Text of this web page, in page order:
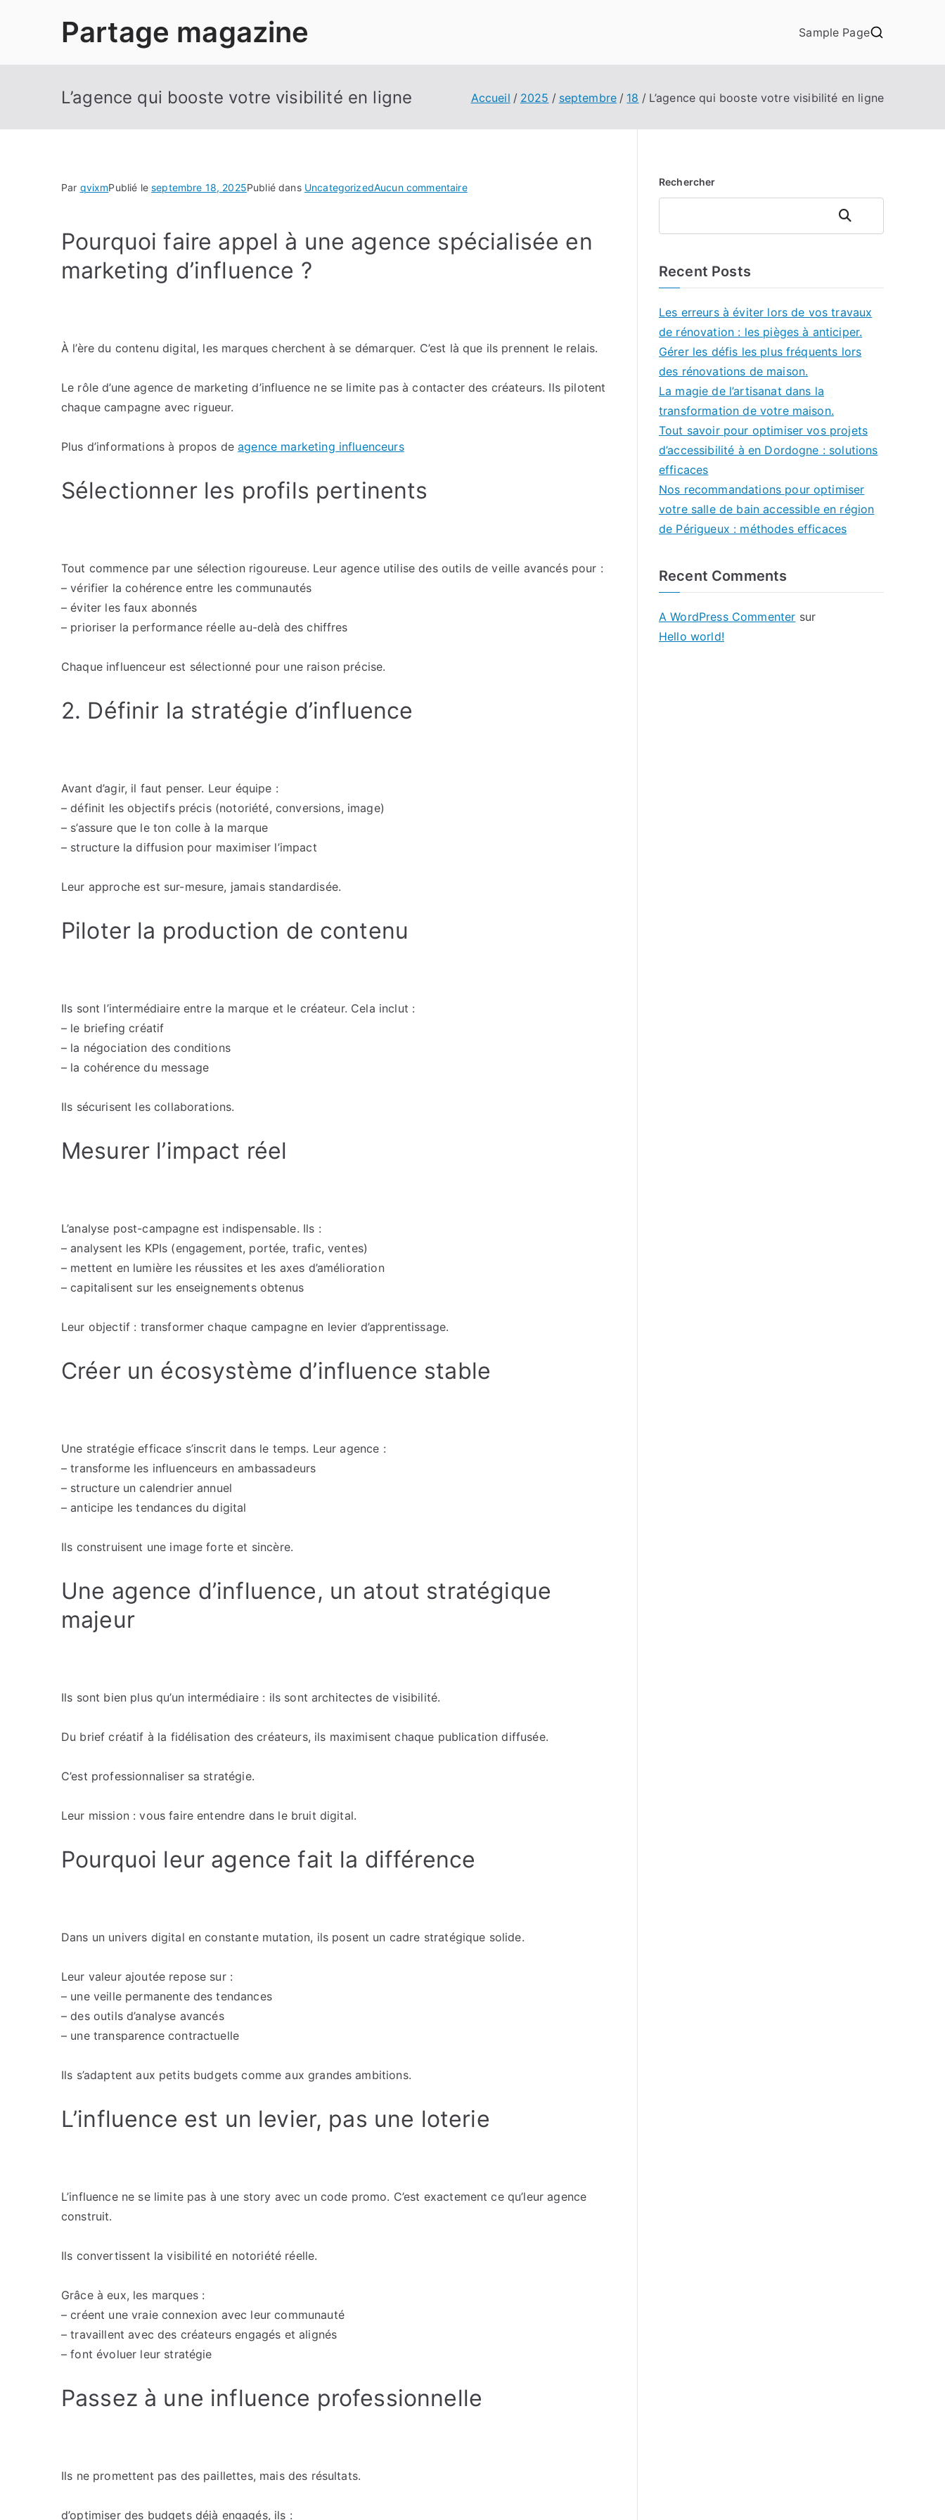
Partage magazine Sample Page
L’agence qui booste votre visibilité en ligne Accueil 2025 septembre 18 L’agence qui booste votre visibilité en ligne
Par qvixmPublié leseptembre 18, 2025Publié dans UncategorizedAucun commentairesur
booste
Pourquoi faire appel à une agence spécialisée en
marketing d’influence ?
À l’ère du contenu digital, les marques cherchent à se démarquer. C’est là que ils prennent le relais.
Le rôle d’une agence de marketing d’influence ne se limite pas à contacter des créateurs. Ils pilotent
chaque campagne avec rigueur.
Plus d’informations à propos deagence marketing influenceurs
Sélectionner les profils pertinents
Tout commence par une sélection rigoureuse. Leur agence utilise des outils de veille avancés pour :
– vérifier la cohérence entre les communautés
– éviter les faux abonnés
– prioriser la performance réelle au-delà des chiffres
Chaque influenceur est sélectionné pour une raison précise.
2. Définir la stratégie d’influence
Avant d’agir, il faut penser. Leur équipe :
– définit les objectifs précis (notoriété, conversions, image)
– s’assure que le ton colle à la marque
– structure la diffusion pour maximiser l’impact
Leur approche est sur-mesure, jamais standardisée.
Piloter la production de contenu
Ils sont l’intermédiaire entre la marque et le créateur. Cela inclut :
– le briefing créatif
– la négociation des conditions
– la cohérence du message
Ils sécurisent les collaborations.
Mesurer l’impact réel
L’analyse post-campagne est indispensable. Ils :
– analysent les KPIs (engagement, portée, trafic, ventes)
– mettent en lumière les réussites et les axes d’amélioration
– capitalisent sur les enseignements obtenus
Leur objectif : transformer chaque campagne en levier d’apprentissage.
Créer un écosystème d’influence stable
Une stratégie efficace s’inscrit dans le temps. Leur agence :
– transforme les influenceurs en ambassadeurs
– structure un calendrier annuel
– anticipe les tendances du digital
Ils construisent une image forte et sincère.
Une agence d’influence, un atout stratégique
majeur
Ils sont bien plus qu’un intermédiaire : ils sont architectes de visibilité.
Du brief créatif à la fidélisation des créateurs, ils maximisent chaque publication diffusée.
C’est professionnaliser sa stratégie.
Leur mission : vous faire entendre dans le bruit digital.
Pourquoi leur agence fait la différence
Dans un univers digital en constante mutation, ils posent un cadre stratégique solide.
Leur valeur ajoutée repose sur :
– une veille permanente des tendances
– des outils d’analyse avancés
– une transparence contractuelle
Ils s’adaptent aux petits budgets comme aux grandes ambitions.
L’influence est un levier, pas une loterie
L’influence ne se limite pas à une story avec un code promo. C’est exactement ce qu’leur agence
construit.
Ils convertissent la visibilité en notoriété réelle.
Grâce à eux, les marques :
– créent une vraie connexion avec leur communauté
– travaillent avec des créateurs engagés et alignés
– font évoluer leur stratégie
Passez à une influence professionnelle
Ils ne promettent pas des paillettes, mais des résultats.
d’optimiser des budgets déjà engagés, ils :
Rechercher
Rechercher
Recent Posts
Les erreurs à éviter lors de vos travaux
de rénovation : les pièges à anticiper.
Gérer les défis les plus fréquents lors
des rénovations de maison.
La magie de l’artisanat dans la
transformation de votre maison.
Tout savoir pour optimiser vos projets
d’accessibilité à en Dordogne : solutions
efficaces
Nos recommandations pour optimiser
votre salle de bain accessible en région
de Périgueux : méthodes efficaces
Recent Comments
A WordPress Commenter sur
Hello world!